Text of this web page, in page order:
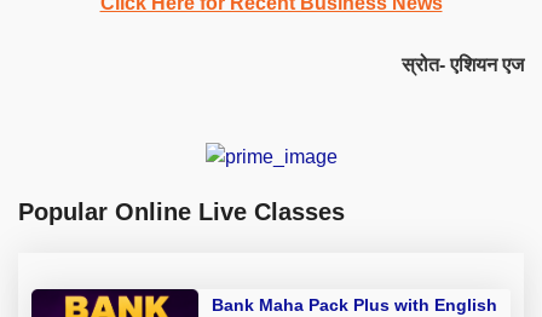
स्रोत- एशियन एज
Popular Online Live Classes
Bank Maha Pack Plus with English